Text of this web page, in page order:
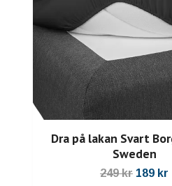
Dra på lakan Svart
Sweden
249 kr 189 kr